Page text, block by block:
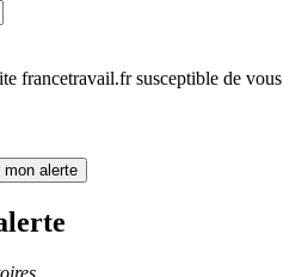
francetravail.fr susceptible de vous
mon alerte